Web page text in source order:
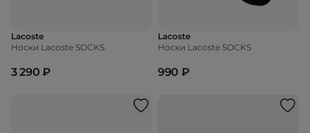
Lacoste
Носки Lacoste SOCKS
3 290 ₽
Lacoste
Носки Lacoste SOCKS
990 ₽